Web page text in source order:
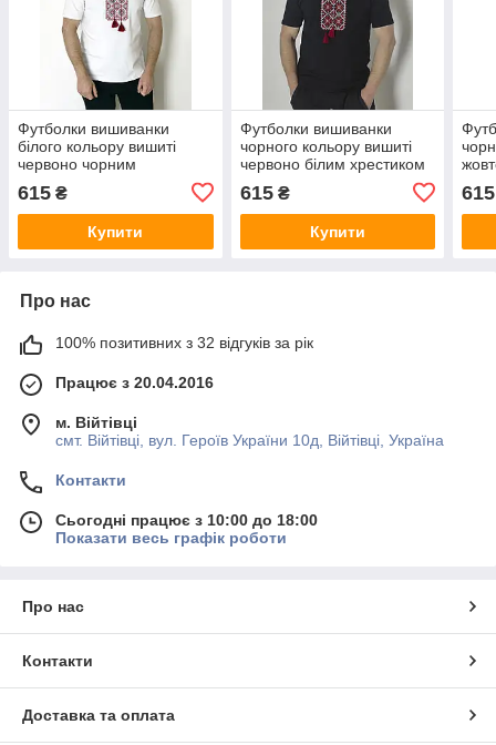
Футболки вишиванки
білого кольору вишиті
червоно чорним
615 ₴
Купити
Футболки вишиванки
чорного кольору вишиті
червоно білим хрестиком
615₴
Купити
615
Про нас
100% позитивних з 32 відгуків за рік
Працює з 20.04.2016
м. Війтівці
смт. Війтівці, вул. Героїв України 10д, Війтівці, Україна
Контакти
Сьогодні працює з 10:00 до 18:00
Показати весь графік роботи
Про нас
Контакти
Доставка та оплата